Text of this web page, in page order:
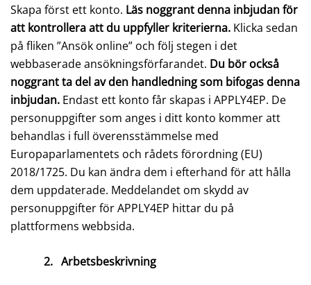
Skapa först ett konto. Läs noggrant denna inbjudan för
att kontrollera att du uppfyller kriterierna. Klicka sedan
på fliken ”Ansök online” och följ stegen i det
webbaserade ansökningsförfarandet. Du bör också
noggrant ta del av den handledning som bifogas denna
inbjudan. Endast ett konto får skapas i APPLY4EP. De
personuppgifter som anges i ditt konto kommer att
behandlas i full överensstämmelse med
Europaparlamentets och rådets förordning (EU)
2018/1725. Du kan ändra dem i efterhand för att hålla
dem uppdaterade. Meddelandet om skydd av
personuppgifter för APPLY4EP hittar du på
plattformens webbsida.
2. Arbetsbeskrivning